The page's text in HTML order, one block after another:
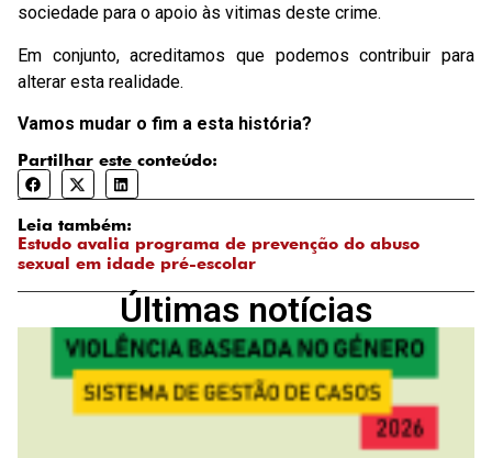
sociedade para o apoio às vitimas deste crime.
Em conjunto, acreditamos que podemos contribuir para
alterar esta realidade.
Vamos mudar o fim a esta história?
Partilhar este conteúdo:
Leia também:
Estudo avalia programa de prevenção do abuso
sexual em idade pré-escolar
Últimas notícias